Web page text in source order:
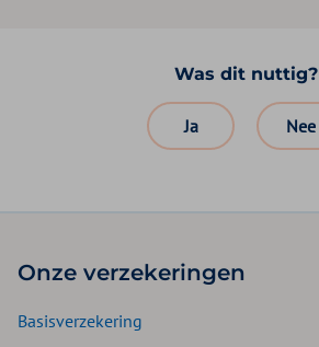
Was dit nuttig?
Ja Nee
Onze verzekeringen
Basisverzekering